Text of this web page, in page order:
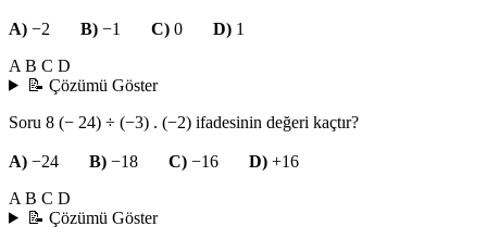
A) −2 B) −1 C) 0 D) 1
A B C D
📝 Çözümü Göster
Soru 8 (− 24) ÷ (−3) . (−2) ifadesinin değeri kaçtır?
A) −24 B) −18 C) −16 D) +16
A B C D
📝 Çözümü Göster